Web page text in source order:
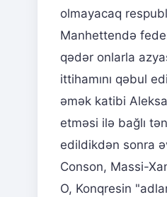
olmayacaq
Manhettendə
qədər onlarla
ittihamını qəbul
əmək katibi
etməsi ilə bağlı
edildikdən sonra
Conson, Massi-
O, Konqresin